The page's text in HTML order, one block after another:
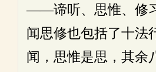
——谛听、思惟、修
闻思修也包括了十
闻，思惟是思，其余